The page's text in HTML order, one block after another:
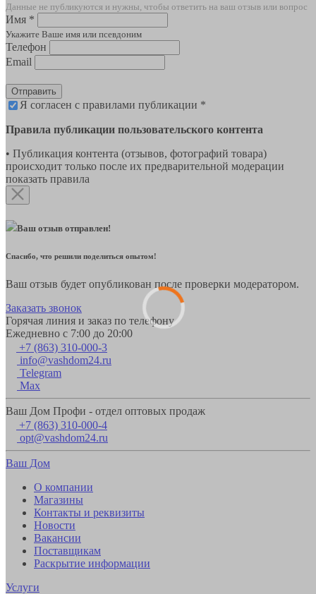
Данные не публикуются и нужны, чтобы ответить на ваш отзыв или вопрос
Имя *
Укажите Ваше имя или псевдоним
Телефон
Email
Отправить
Я согласен с правилами публикации *
Правила публикации пользовательского контента
• Публикация контента (отзывов, фотографий товара)
происходит только после их предварительной модерации
показать правила
Ваш отзыв отправлен!
Спасибо, что решили поделиться опытом!
Ваш отзыв будет опубликован после проверки модератором.
Заказать звонок
Горячая линия и заказ по телефону
Ежедневно с 7:00 до 20:00
+7 (863) 310-000-3
info@vashdom24.ru
Telegram
Max
Ваш Дом Профи - отдел оптовых продаж
+7 (863) 310-000-4
opt@vashdom24.ru
Ваш Дом
О компании
Магазины
Контакты и реквизиты
Новости
Вакансии
Поставщикам
Раскрытие информации
Услуги